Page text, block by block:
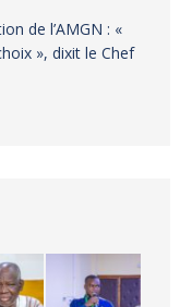
de l’AMGN : «
», dixit le Chef